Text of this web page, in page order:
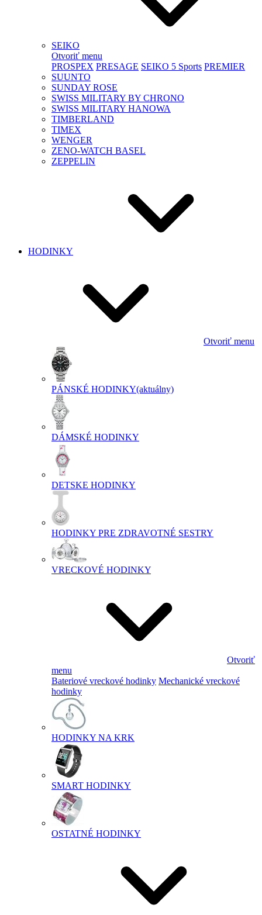
SEIKO
Otvoriť menu
PROSPEX PRESAGE SEIKO 5 Sports PREMIER
SUUNTO
SUNDAY ROSE
SWISS MILITARY BY CHRONO
SWISS MILITARY HANOWA
TIMBERLAND
TIMEX
WENGER
ZENO-WATCH BASEL
ZEPPELIN
HODINKY
Otvoriť menu
PÁNSKÉ HODINKY(aktuálny)
DÁMSKÉ HODINKY
DETSKE HODINKY
HODINKY PRE ZDRAVOTNÉ SESTRY
VRECKOVÉ HODINKY
Otvoriť
menu
Bateriové vreckové hodinky Mechanické vreckové
hodinky
HODINKY NA KRK
SMART HODINKY
OSTATNÉ HODINKY